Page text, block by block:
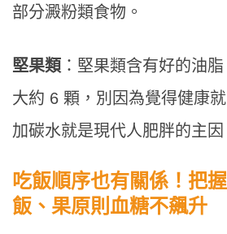
部分澱粉類食物。
堅果類 ：堅果類含有好的油
大約 6 顆，別因為覺得健康
加碳水就是現代人肥胖的主因
吃飯順序也有關係！把
飯、果原則血糖不飆升